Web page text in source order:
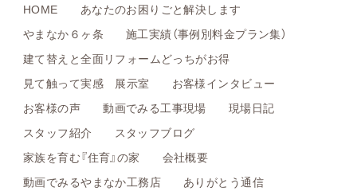
HOME
あなたのお困りごと解決します
やまなか６ヶ条
施工実績（事例別料金プラン集）
建て替えと全面リフォームどっちがお得
見て触って実感 展示室
お客様インタビュー
お客様の声
動画でみる工事現場
現場日記
スタッフ紹介
スタッフブログ
家族を育む『住育』の家
会社概要
動画でみるやまなか工務店
ありがとう通信